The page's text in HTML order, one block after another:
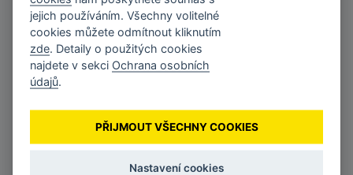
Válec Sharp MX-
C30DR černý
Sharp originální
developer
MX27GVSA, color,
60000str., Sharp MX
jejich používáním. Všechny volitelné
cookies můžete odmítnout kliknutím
zde . Detaily o použitých cookies
najdete v sekci Ochrana osobních
údajů
PŘIJMOUT VŠECHNY COOKIES
Nastavení cookies